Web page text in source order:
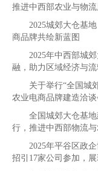
推进中西部农业与物流
2025城郊大仓基地
商品牌共绘新蓝图
2025年中西部城郊
融，助力区域经济与流
关于举行“全国城郊
农业电商品牌建造洽谈
全国城郊大仓基地
行，推进中西部物流与
2025年平谷区政企
招引17家公司参加，